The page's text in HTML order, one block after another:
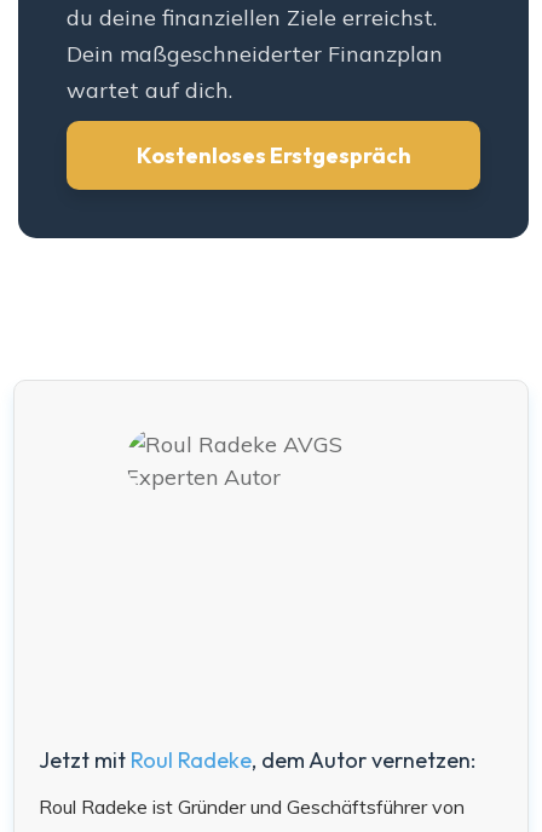
du deine finanziellen Ziele erreichst.
Dein maßgeschneiderter Finanzplan
wartet auf dich.
Kostenloses Erstgespräch
Jetzt mit Roul Radeke, dem Autor vernetzen:
Roul Radeke ist Gründer und Geschäftsführer von